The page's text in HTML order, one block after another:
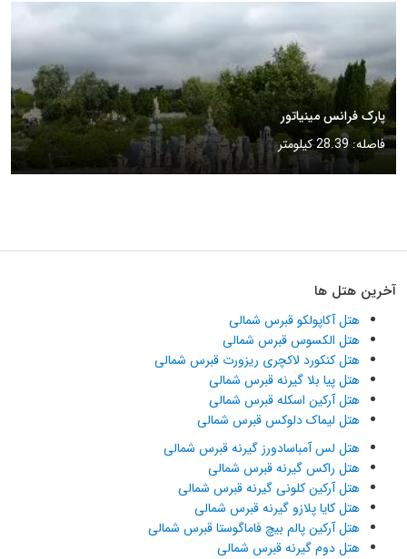
پارک فرانس مینیاتور
فاصله: 28.39 کیلومتر
آخرین هتل ها
هتل آکاپولکو قبرس شمالی
هتل الکسوس قبرس شمالی
هتل کنکورد لاکچری ریزورت قبرس شمالی
هتل پیا بلا گیرنه قبرس شمالی
هتل آرکین اسکله قبرس شمالی
هتل لیماک دلوکس قبرس شمالی
هتل لس آمباسادورز گیرنه قبرس شمالی
هتل راکس گیرنه قبرس شمالی
هتل آرکین کلونی گیرنه قبرس شمالی
هتل کایا پلازو گیرنه قبرس شمالی
هتل آرکین پالم بیچ فاماگوستا قبرس شمالی
هتل دوم گیرنه قبرس شمالی